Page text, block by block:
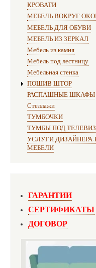
КРОВАТИ
МЕБЕЛЬ ВОКРУГ
МЕБЕЛЬ ДЛЯ ОБУВИ
МЕБЕЛЬ ИЗ ЗЕРКАЛ
Мебель из камня
Мебель под лестницу
Мебельная стенка
ПОШИВ ШТОР
РАСПАШНЫЕ ШКАФЫ
Стеллажи
ТУМБОЧКИ
ТУМБЫ ПОД
УСЛУГИ
МЕБЕЛИ
ГАРАНТИИ
СЕРТИФИКАТЫ
ДОГОВОР